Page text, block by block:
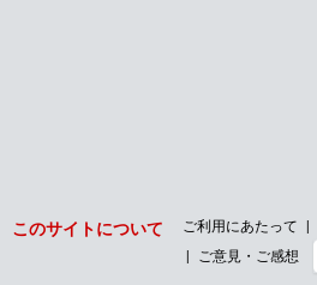
このサイトについて ご利用にあたって
ご意見・ご感想